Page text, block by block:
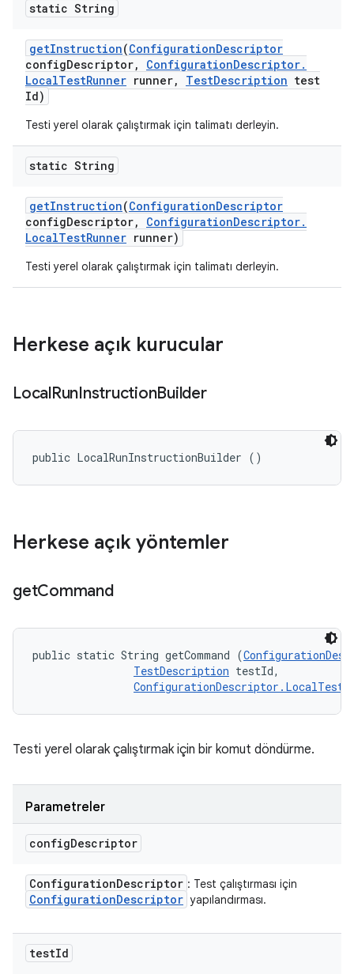
static String
getInstruction(ConfigurationDescriptor
configDescriptor, ConfigurationDescriptor.
LocalTestRunner runner, TestDescription test
Id)
Testi yerel olarak çalıştırmak için talimatı derleyin.
static String
getInstruction(ConfigurationDescriptor
configDescriptor, ConfigurationDescriptor.
LocalTestRunner runner)
Testi yerel olarak çalıştırmak için talimatı derleyin.
Herkese açık kurucular
LocalRunInstructionBuilder
public LocalRunInstructionBuilder ()
Herkese açık yöntemler
getCommand
public static String getCommand (
TestDescription testId,
Testi yerel olarak çalıştırmak için bir komut döndürme.
Parametreler
configDescriptor
ConfigurationDescriptor : Test çalıştırması için
ConfigurationDescriptor yapılandırması.
testId